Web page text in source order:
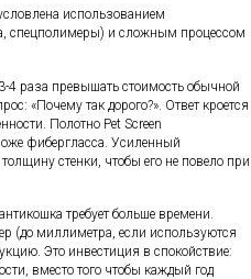
использованием
спецполимеры) и сложным процессом
4 раза превышать стоимость обычной
«Почему так дорого?». Ответ кроется
Полотно Pet Screen
фибергласса. Усиленный
стенки, чтобы его не повело при
требует больше времени.
(до миллиметра, если используются
Это инвестиция в спокойствие:
вместо того чтобы каждый год